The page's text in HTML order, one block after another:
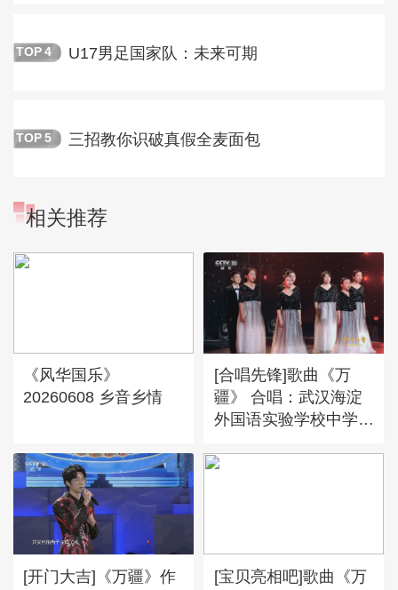
TOP 4 U17男足国家队：未来可期
TOP 5 三招教你识破真假全麦面包
相关推荐
《风华国乐》
20260608 乡音乡情
[合唱先锋]歌曲《万
疆》 合唱：武汉海淀
外国语实验学校中学
[开门大吉]《万疆》作
[宝贝亮相吧]歌曲《万